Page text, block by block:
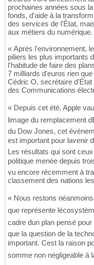
prochaines années sous
fonds, d'aide à la
des services de l'État,
aux métiers du numérique.
« Après l'environnement,
piliers les plus importants
l'habitude de faire des
7 milliards d'euros rien
Cédric O, secrétaire
des Communications
« Depuis cet été, Apple
limage du remplacement
du Dow Jones, cet
est important pour lavenir
Les résultats qui sont
politique menée depuis
vu encore récemment à
classement des nations
« Nous restons néanmoins
que représente
cadre dun plan pensé
que la question de la
important. Cest la raison
somme non négligeable à